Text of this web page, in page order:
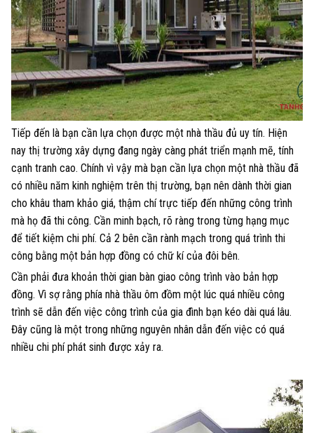
Tiếp đến là bạn cần lựa chọn được một nhà thầu đủ uy tín. Hiện
nay thị trường xây dựng đang ngày càng phát triển mạnh mẽ, tính
cạnh tranh cao. Chính vì vậy mà bạn cần lựa chọn một nhà thầu đã
có nhiều năm kinh nghiệm trên thị trường, bạn nên dành thời gian
cho khâu tham khảo giá, thậm chí trực tiếp đến những công trình
mà họ đã thi công. Cần minh bạch, rõ ràng trong từng hạng mục
để tiết kiệm chi phí. Cả 2 bên cần rành mạch trong quá trình thi
công bằng một bản hợp đồng có chữ kí của đôi bên.
Cần phải đưa khoản thời gian bàn giao công trình vào bản hợp
đồng. Vì sợ rằng phía nhà thầu ôm đồm một lúc quá nhiều công
trình sẽ dẫn đến việc công trình của gia đình bạn kéo dài quá lâu.
Đây cũng là một trong những nguyên nhân dẫn đến việc có quá
nhiều chi phí phát sinh được xảy ra.